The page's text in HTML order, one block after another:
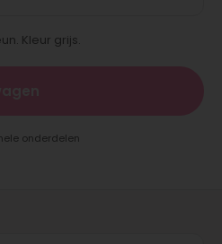
Kleur grijs.
onderdelen